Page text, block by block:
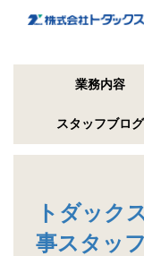
業務内容
スタッフブログ
トダック
事スタッ